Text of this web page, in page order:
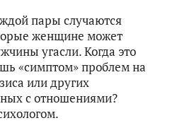
пары случаются
женщине может
угасли. Когда это
«симптом» проблем на
или других
с отношениями?